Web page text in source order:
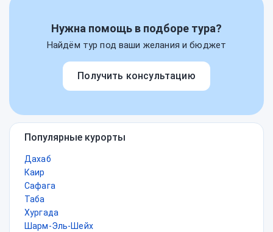
Нужна помощь в подборе тура?
Найдём тур под ваши желания и бюджет
Получить консультацию
Популярные курорты
Дахаб
Каир
Сафага
Таба
Хургада
Шарм-Эль-Шейх